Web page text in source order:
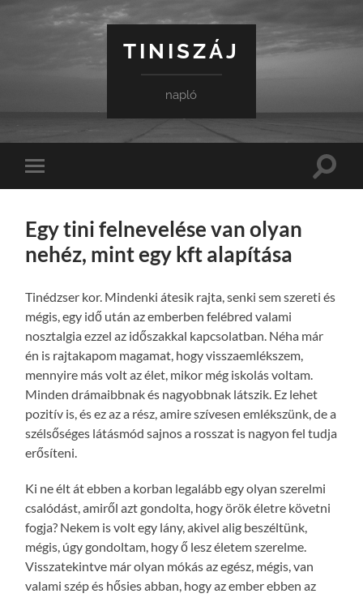
TINISZÁJ
napló
Toggle
mobile
Toggle
Egy tini felnevelése van olyan
nehéz, mint egy kft alapítása
Tinédzser kor. Mindenki átesik rajta, senki sem szereti és
mégis, egy idő után az emberben felébred valami
nosztalgia ezzel az időszakkal kapcsolatban. Néha már
én is rajtakapom magamat, hogy visszaemlékszem,
mennyire más volt az élet, mikor még iskolás voltam.
Minden drámaibbnak és nagyobbnak látszik. Ez lehet
pozitív is, és ez az a rész, amire szívesen emlékszünk, de a
szélsőséges látásmód sajnos a rosszat is nagyon fel tudja
erősíteni.
Ki ne élt át ebben a korban legalább egy olyan szerelmi
csalódást, amiről azt gondolta, hogy örök életre követni
fogja? Nekem is volt egy lány, akivel alig beszéltünk,
mégis, úgy gondoltam, hogy ő lesz életem szerelme.
Visszatekintve már olyan mókás az egész, mégis, van
valami szép és hősies abban, hogy az ember ebben az